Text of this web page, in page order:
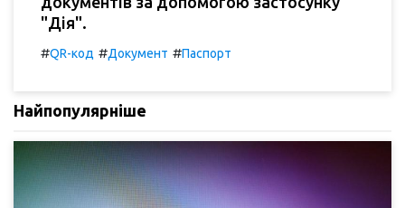
"Дія".
#QR-код #Документ #Паспорт
Найпопулярніше